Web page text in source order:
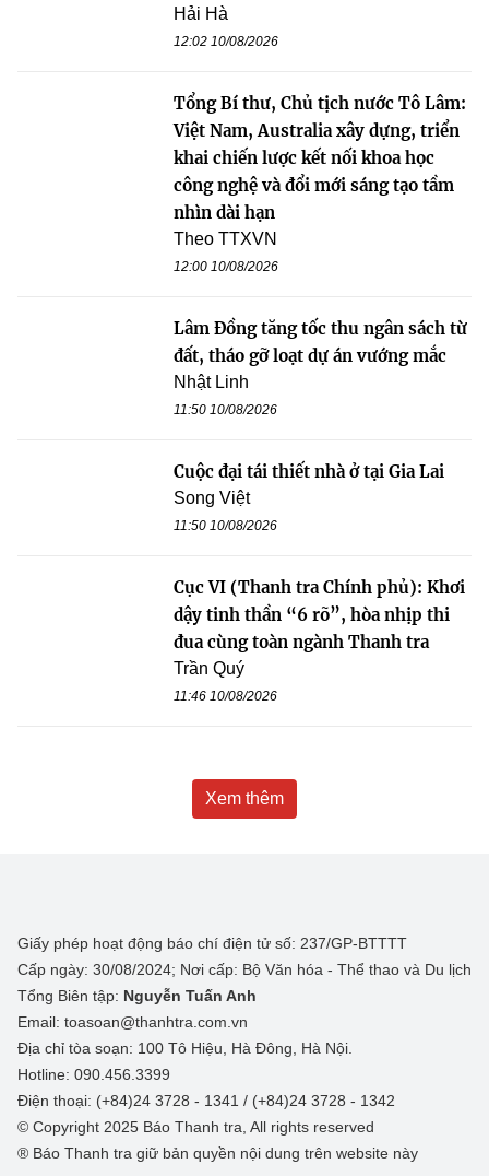
Hải Hà
12:02 10/08/2026
Tổng Bí thư, Chủ tịch nước Tô Lâm:
Việt Nam, Australia xây dựng, triển
khai chiến lược kết nối khoa học
công nghệ và đổi mới sáng tạo tầm
nhìn dài hạn
Theo TTXVN
12:00 10/08/2026
Lâm Đồng tăng tốc thu ngân sách từ
đất, tháo gỡ loạt dự án vướng mắc
Nhật Linh
11:50 10/08/2026
Cuộc đại tái thiết nhà ở tại Gia Lai
Song Việt
11:50 10/08/2026
Cục VI (Thanh tra Chính phủ): Khơi
dậy tinh thần “6 rõ”, hòa nhịp thi
đua cùng toàn ngành Thanh tra
Trần Quý
11:46 10/08/2026
Xem thêm
Giấy phép hoạt động báo chí điện tử số: 237/GP-BTTTT
Cấp ngày: 30/08/2024; Nơi cấp: Bộ Văn hóa - Thể thao và Du lịch
Tổng Biên tập: Nguyễn Tuấn Anh
Email: toasoan@thanhtra.com.vn
Địa chỉ tòa soạn: 100 Tô Hiệu, Hà Đông, Hà Nội.
Hotline: 090.456.3399
Điện thoại: (+84)24 3728 - 1341 / (+84)24 3728 - 1342
© Copyright 2025 Báo Thanh tra, All rights reserved
® Báo Thanh tra giữ bản quyền nội dung trên website này